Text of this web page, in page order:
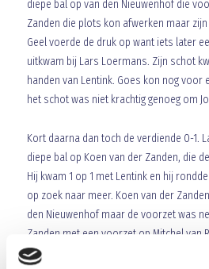
diepe bal op van den Nieuwenhof die
Zanden die plots kon afwerken maar
Geel voerde de druk op want iets later
uitkwam bij Lars Loermans. Zijn schot
handen van Lentink. Goes kon nog
het schot was niet krachtig genoeg om
Kort daarna dan toch de verdiende 0-1.
diepe bal op Koen van der Zanden, die
Hij kwam 1 op 1 met Lentink en hij
op zoek naar meer. Koen van der
den Nieuwenhof maar de voorzet was
Zanden met een voorzet op Mitchel van
redde goed.